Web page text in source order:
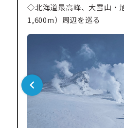
◇北海道最高峰、大雪山・
1,600m）周辺を巡る